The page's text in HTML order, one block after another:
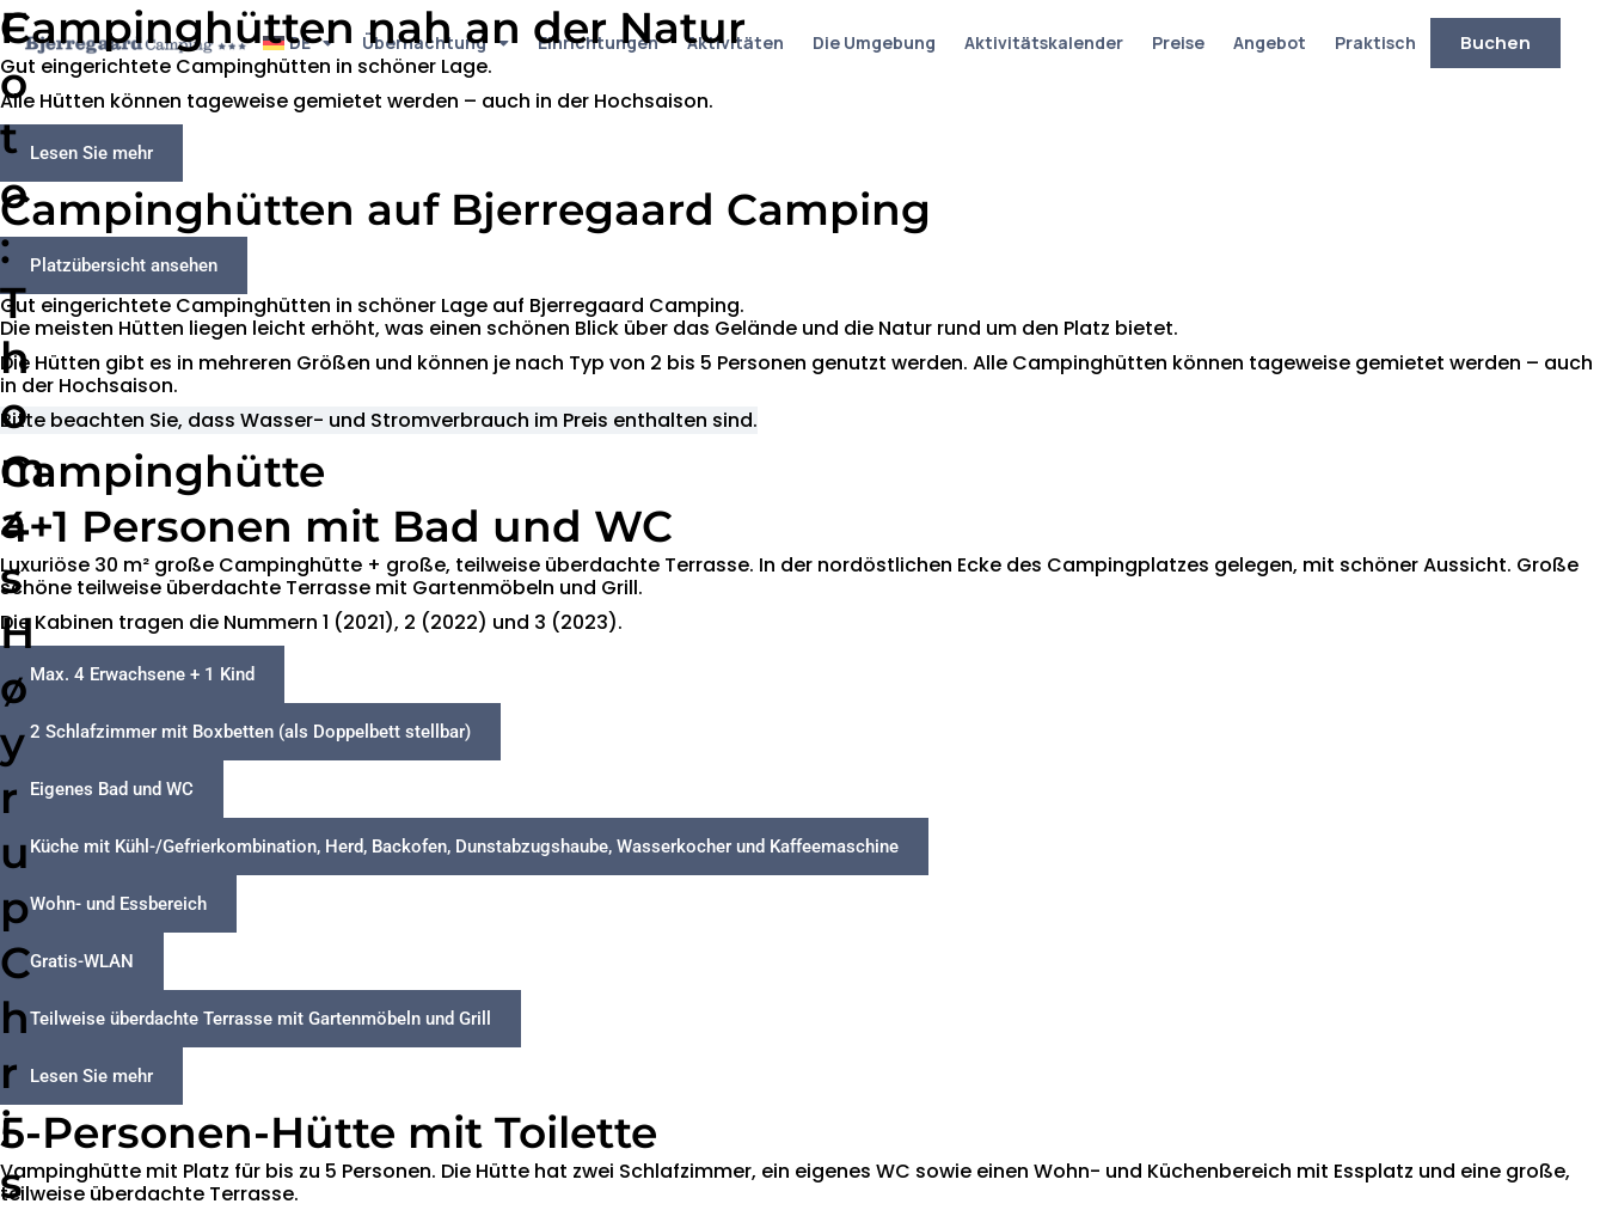
Zum
Inhalt
springen
DE Übernachtung Einrichtungen Aktivitäten Die Umgebung Aktivitätskalender Preise Angebot Praktisch Buchen
F
o
t
o
:
T
h
o
m
a
s
H
ø
y
r
u
p
C
h
r
i
s
Campinghütten nah an der Natur
Gut eingerichtete Campinghütten in schöner Lage.
Alle Hütten können tageweise gemietet werden – auch in der Hochsaison.
Lesen Sie mehr
Campinghütten auf Bjerregaard Camping
Platzübersicht ansehen
Gut eingerichtete Campinghütten in schöner Lage auf Bjerregaard Camping.
Die meisten Hütten liegen leicht erhöht, was einen schönen Blick über das Gelände und die Natur rund um den Platz bietet.
Die Hütten gibt es in mehreren Größen und können je nach Typ von 2 bis 5 Personen genutzt werden. Alle Campinghütten können tageweise gemietet werden – auch
in der Hochsaison.
Bitte beachten Sie, dass Wasser- und Stromverbrauch im Preis enthalten sind.
Campinghütte
4+1 Personen mit Bad und WC
Luxuriöse 30 m² große Campinghütte + große, teilweise überdachte Terrasse. In der nordöstlichen Ecke des Campingplatzes gelegen, mit schöner Aussicht. Große
schöne teilweise überdachte Terrasse mit Gartenmöbeln und Grill.
Die Kabinen tragen die Nummern 1 (2021), 2 (2022) und 3 (2023).
Max. 4 Erwachsene + 1 Kind
2 Schlafzimmer mit Boxbetten (als Doppelbett stellbar)
Eigenes Bad und WC
Küche mit Kühl-/Gefrierkombination, Herd, Backofen, Dunstabzugshaube, Wasserkocher und Kaffeemaschine
Wohn- und Essbereich
Gratis-WLAN
Teilweise überdachte Terrasse mit Gartenmöbeln und Grill
Lesen Sie mehr
5-Personen-Hütte mit Toilette
Vampinghütte mit Platz für bis zu 5 Personen. Die Hütte hat zwei Schlafzimmer, ein eigenes WC sowie einen Wohn- und Küchenbereich mit Essplatz und eine große,
teilweise überdachte Terrasse.